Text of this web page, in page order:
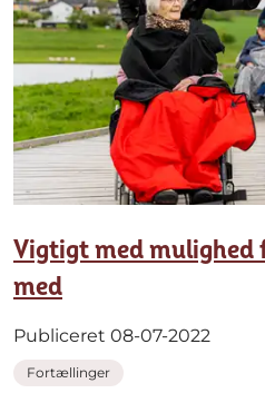
Vigtigt med
med
Publiceret 08-07-2022
Fortællinger